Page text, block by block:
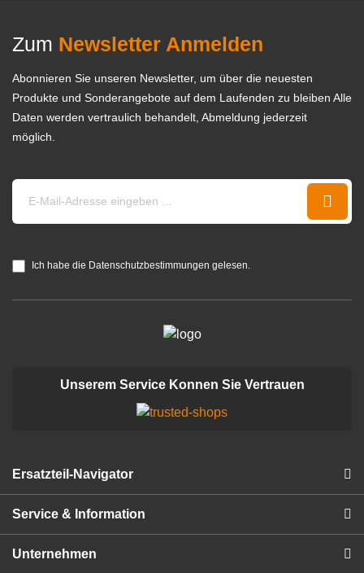
Zum Newsletter Anmelden
Abonnieren Sie unseren Newsletter, um über die neuesten
Produkte und Sonderangebote auf dem Laufenden zu bleiben Alle
Daten werden vertraulich behandelt, Abmeldung jederzeit
möglich.
Ich habe die Datenschutzbestimmungen gelesen.
Unserem Service Konnen Sie Vertrauen
Ersatzteil-Navigator
Service & Information
Unternehmen